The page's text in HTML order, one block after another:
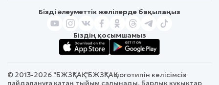
Бізді әлеуметтік желілерде бақылаңыз
Біздің қосымшамыз
© 2013-2026 "БЖЗҚ" АҚ. "БЖЗҚ" АҚ логотипін келісімсіз